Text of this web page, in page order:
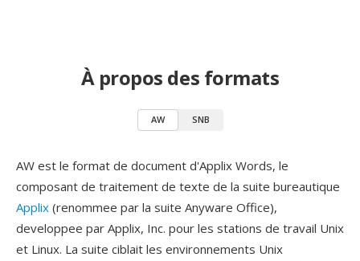
À propos des formats
AW SNB
AW est le format de document d'Applix Words, le
composant de traitement de texte de la suite bureautique
Applix (renommee par la suite Anyware Office),
developpee par Applix, Inc. pour les stations de travail Unix
et Linux. La suite ciblait les environnements Unix